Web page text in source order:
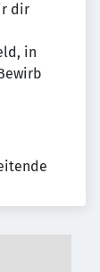
dir
in